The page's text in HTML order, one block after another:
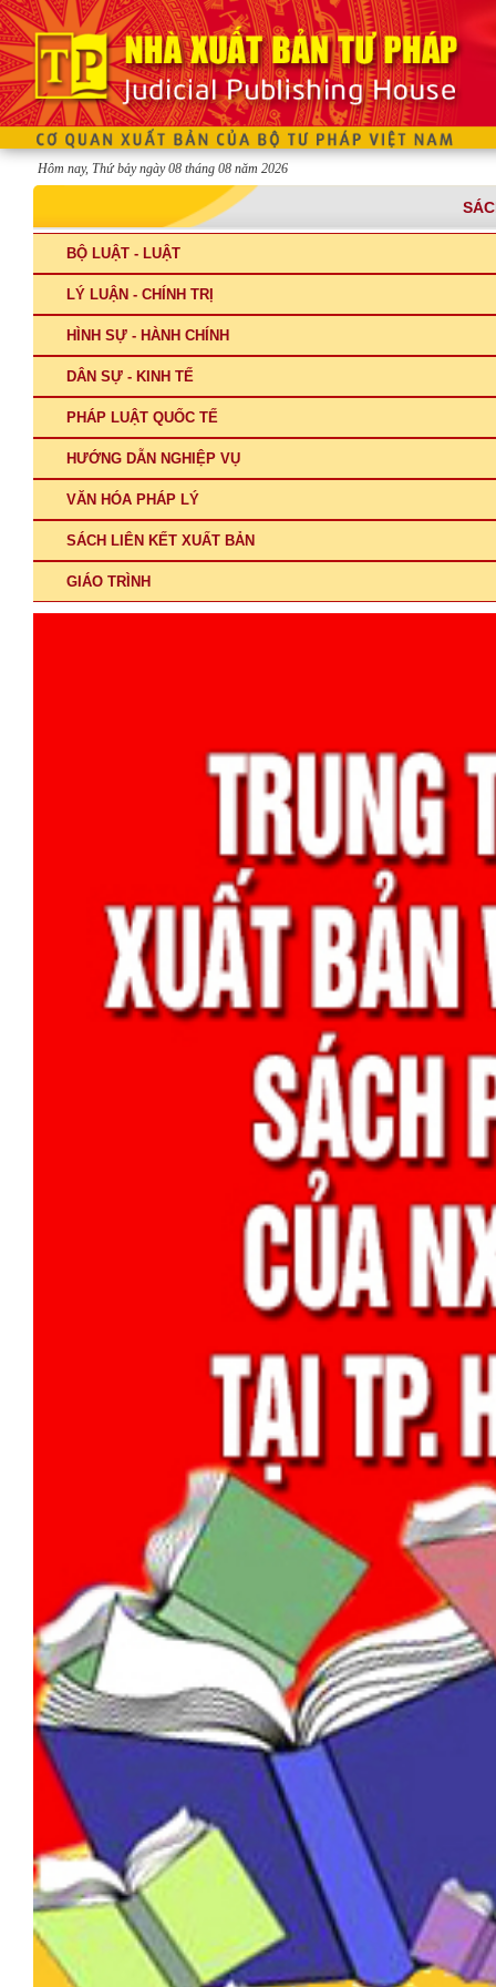
Hôm nay, Thứ bảy ngày 08 tháng 08 năm 2026
BỘ LUẬT - LUẬT
LÝ LUẬN - CHÍNH TRỊ
HÌNH SỰ - HÀNH CHÍNH
DÂN SỰ - KINH TẾ
PHÁP LUẬT QUỐC TẾ
HƯỚNG DẪN NGHIỆP VỤ
VĂN HÓA PHÁP LÝ
SÁCH LIÊN KẾT XUẤT BẢN
GIÁO TRÌNH